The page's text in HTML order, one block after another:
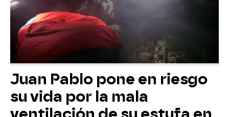
Juan Pablo pone en riesgo
su vida por la mala